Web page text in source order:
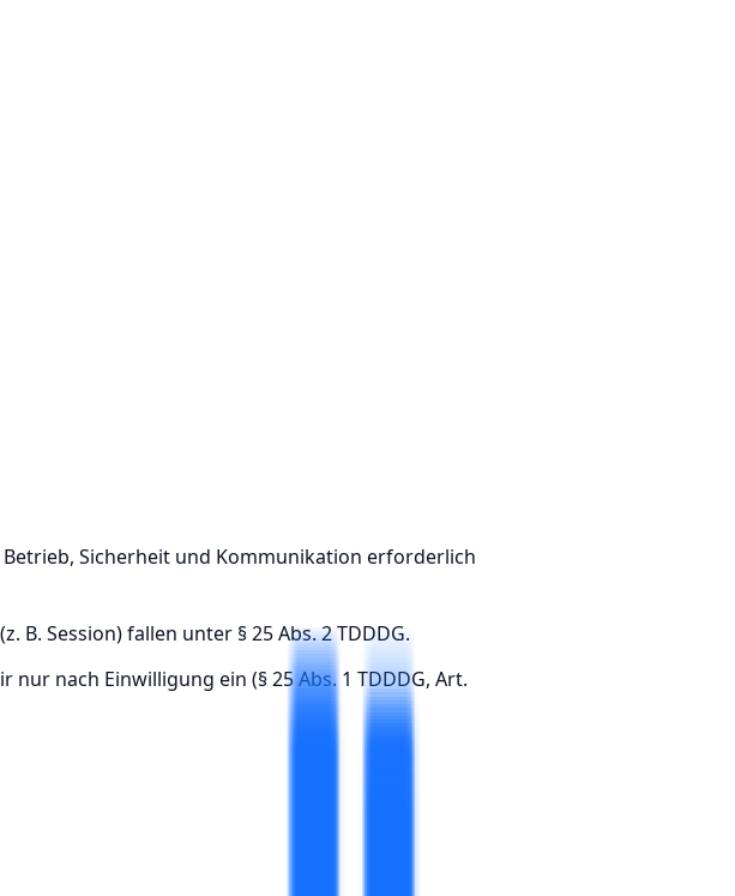
Sicherheit und Kommunikation erforderlich
B. Session) fallen unter § 25 Abs. 2 TDDDG.
nach Einwilligung ein (§ 25 Abs. 1 TDDDG, Art.